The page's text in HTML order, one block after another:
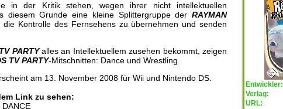
in der Kritik stehen, wegen ihrer nicht intellektuellen
diesem Grunde eine kleine Splittergruppe der RAYMAN
Kontrolle des Fernsehens zu übernehmen und senden
PARTYalles an Intellektuellem zusehen bekommt, zeigen
TV PARTY-Mitschnitten: Dance und Wrestling.
am 13. November 2008 für Wii und Nintendo DS.
Link zu sehen:
DANCE
Entwickler:
Verlag:
URL: